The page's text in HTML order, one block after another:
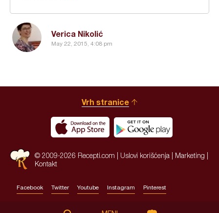
Verica Nikolić
May 22, 2015, 4:08 pm
Vrh stranice
© 2009-2026 Recepti.com | Uslovi korišćenja Marketing
Kontakt
Facebook Twitter Youtube Instagram Pinterest